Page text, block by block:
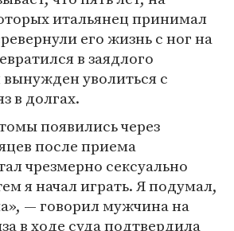
итальянец принимал
его жизнь с ног на
в заядлого
уволиться с
в долгах.
появились через
после приема
чрезмерно сексуально
я начал играть. Я подумал,
— говорил мужчина на
в ходе суда подтвердила